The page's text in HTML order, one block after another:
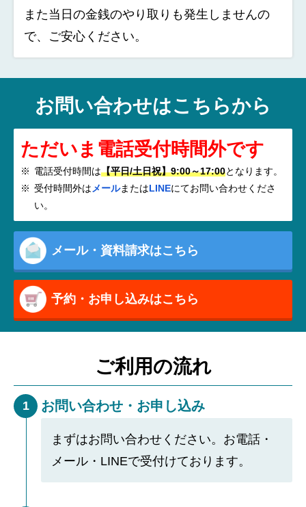
また当日の金銭のやり取りも発生しませんの
で、ご安心ください。
お問い合わせはこちらから
ただいま電話受付時間外です
電話受付時間は【平日/土日祝】9:00～17:00となります。
受付時間外は メールまたはLINEにてお問い合わせくださ
い。
メール・資料請求はこちら
予約・お申し込みはこちら
ご利用の流れ
1 お問い合わせ・お申し込み
まずはお問い合わせください。お電話・
メール・LINEで受付けております。